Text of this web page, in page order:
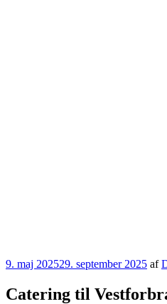
Udgivet
9. maj 202529. september 2025 af
Catering til